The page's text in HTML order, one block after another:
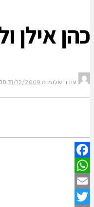
כהן אילן
עודד שלומות 31/12/2009
Facebook
WhatsApp
Email